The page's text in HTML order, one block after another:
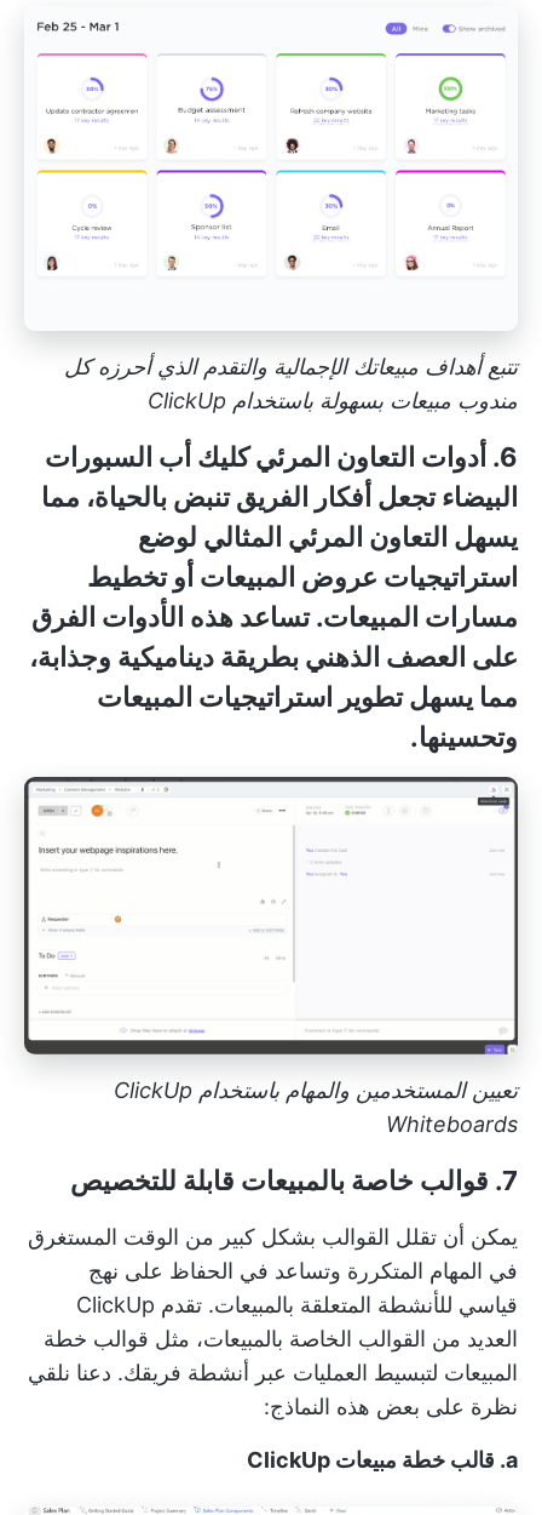
تتبع أهداف مبيعاتك الإجمالية والتقدم الذي أحرزه كل
مندوب مبيعات بسهولة باستخدام ClickUp
6. أدوات التعاون المرئي
كليك أب السبورات
البيضاءتجعل أفكار الفريق تنبض بالحياة، مما
يسهل التعاون المرئي المثالي لوضع
استراتيجيات عروض المبيعات أو تخطيط
مسارات المبيعات. تساعد هذه الأدوات الفرق
على العصف الذهني بطريقة ديناميكية وجذابة،
مما يسهل تطوير استراتيجيات المبيعات
وتحسينها.
تعيين المستخدمين والمهام باستخدام ClickUp
Whiteboards
7. قوالب خاصة بالمبيعات قابلة للتخصيص
يمكن أن تقلل القوالب بشكل كبير من الوقت المستغرق
في المهام المتكررة وتساعد في الحفاظ على نهج
قياسي للأنشطة المتعلقة بالمبيعات. تقدم ClickUp
العديد من القوالب الخاصة بالمبيعات، مثل قوالب خطة
المبيعات لتبسيط العمليات عبر أنشطة فريقك. دعنا نلقي
نظرة على بعض هذه النماذج:
a. قالب خطة مبيعات ClickUp